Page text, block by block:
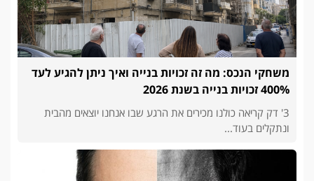
משחקי הנכס: מה זה זכויות בנייה ואיך ניתן להגיע לעד
400% זכויות בנייה בשנת 2026
3' דק קריאה כולנו מכירים את הרגע שבו אנחנו יוצאים מהבית
ונתקלים בעוד...